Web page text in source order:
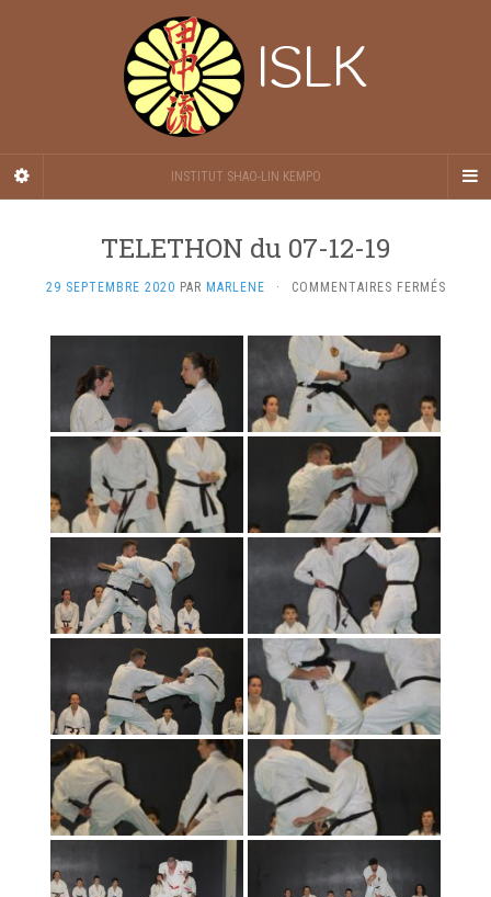
ISLK
INSTITUT SHAO-LIN KEMPO
TELETHON du 07-12-19
29 SEPTEMBRE 2020 PAR MARLENE · COMMENTAIRES FERMÉSSUR